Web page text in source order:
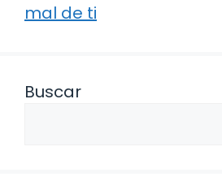
mal de ti
Buscar